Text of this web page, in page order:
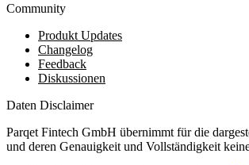
Community
Produkt Updates
Changelog
Feedback
Diskussionen
Daten Disclaimer
Parqet Fintech GmbH übernimmt für die
und deren Genauigkeit und Vollständigkeit